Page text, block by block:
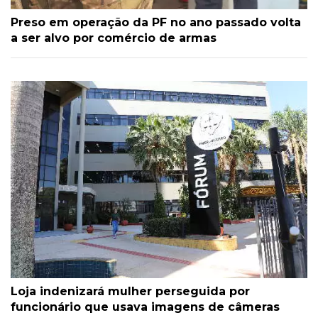
Preso em operação da PF no ano passado volta
a ser alvo por comércio de armas
Loja indenizará mulher perseguida por
funcionário que usava imagens de câmeras